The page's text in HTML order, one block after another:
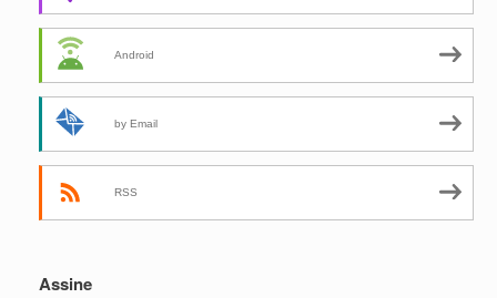
Android
by Email
RSS
Assine